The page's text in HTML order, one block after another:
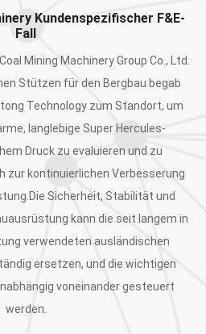
Kundenspezifischer F&E-
Fall
Mining Machinery Group Co., Ltd.
Stützen für den Bergbau begab
Technology zum Standort, um
langlebige Super Hercules-
Druck zu evaluieren und zu
zur kontinuierlichen Verbesserung
Sicherheit, Stabilität und
kann die seit langem in
verwendeten ausländischen
ersetzen, und die wichtigen
voneinander gesteuert
werden.